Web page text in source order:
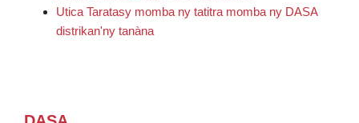
Utica Taratasy momba ny tatitra momba ny DASA
distrikan'ny tanàna